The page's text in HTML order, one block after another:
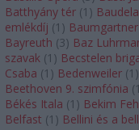
Batthyány tér (1 )
emlékdíj (1 ) Baumgartner
Bayreuth (3) Baz
szavak (1 ) Becstelen
Csaba (1 ) Bedenweiler (1 )
Beethoven 9. szimfónia (1
Békés Itala (1 ) Bekim
Belfast (1 ) Bellini és a